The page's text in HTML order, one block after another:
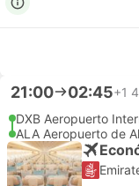
21:00 02:45+1
DXB Aeropuerto
ALA Aeropuerto de